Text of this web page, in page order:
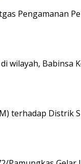
Pengamanan
wilayah, Babinsa
terhadap Distrik